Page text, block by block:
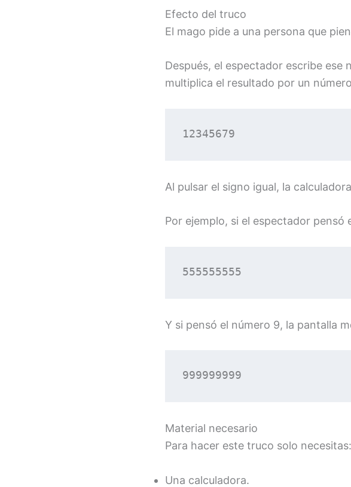
Efecto del truco
El mago pide a una persona que
Después, el espectador escribe ese
multiplica el resultado por un
12345679
Al pulsar el signo igual, la
Por ejemplo, si el espectador
555555555
Y si pensó el número 9, la pantalla
999999999
Material necesario
Para hacer este truco solo necesitas:
Una calculadora.